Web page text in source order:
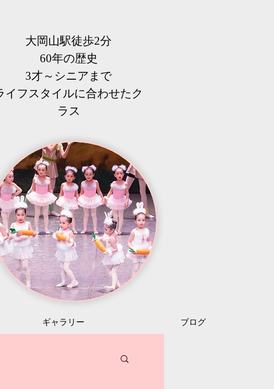
大岡山駅徒歩2分
60年の歴史
3才～シニアまで
イフスタイルに合わせたク
ラス
ギャラリー ブログ